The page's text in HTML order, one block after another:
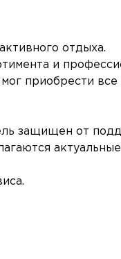
отдыха.
и
приобрести все
защищен от